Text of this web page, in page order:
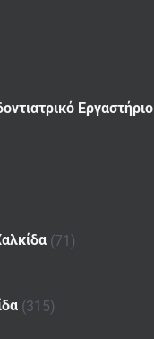
Εργαστήριο
(71)
(315)